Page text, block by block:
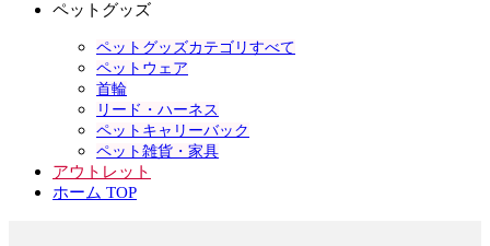
ペットグッズ
ペットグッズカテゴリすべて
ペットウェア
首輪
リード・ハーネス
ペットキャリーバック
ペット雑貨・家具
アウトレット
ホーム TOP